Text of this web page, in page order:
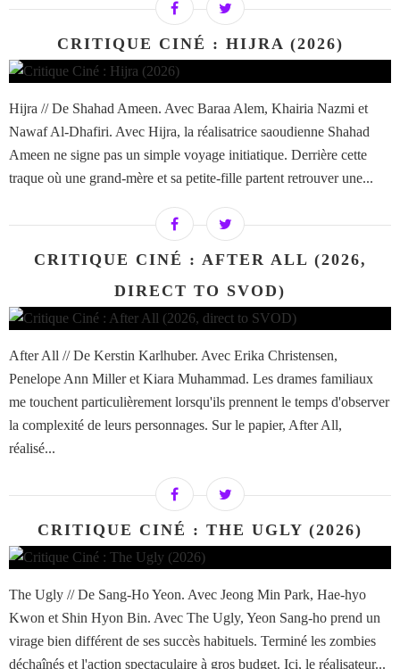
CRITIQUE CINÉ : HIJRA (2026)
Hijra // De Shahad Ameen. Avec Baraa Alem, Khairia Nazmi et
Nawaf Al-Dhafiri. Avec Hijra, la réalisatrice saoudienne Shahad
Ameen ne signe pas un simple voyage initiatique. Derrière cette
traque où une grand-mère et sa petite-fille partent retrouver une...
CRITIQUE CINÉ : AFTER ALL (2026,
DIRECT TO SVOD)
After All // De Kerstin Karlhuber. Avec Erika Christensen,
Penelope Ann Miller et Kiara Muhammad. Les drames familiaux
me touchent particulièrement lorsqu'ils prennent le temps d'observer
la complexité de leurs personnages. Sur le papier, After All,
réalisé...
CRITIQUE CINÉ : THE UGLY (2026)
The Ugly // De Sang-Ho Yeon. Avec Jeong Min Park, Hae-hyo
Kwon et Shin Hyon Bin. Avec The Ugly, Yeon Sang-ho prend un
virage bien différent de ses succès habituels. Terminé les zombies
déchaînés et l'action spectaculaire à gros budget. Ici, le réalisateur...